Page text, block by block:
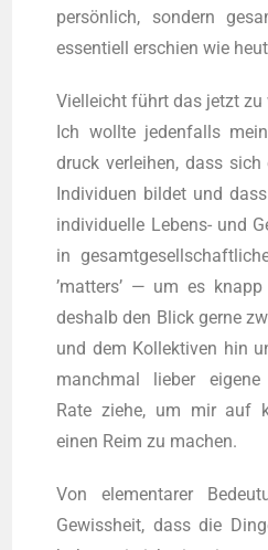
persönlich, son­dern
essen­ti­ell erschien wie
Viel­leicht führt das jetzt zu
Ich woll­te jeden­falls
druck ver­lei­hen, dass
Indi­vi­du­en bil­det und
indi­vi­du­el­le Lebens- und
in
’mat­ters’ — um es
des­halb den Blick ger­ne
und dem Kol­lek­ti­ven hin
manch­mal lie­ber
Rate zie­he, um mir auf
einen Reim zu machen.
Von ele­men­ta­rer
Gewiss­heit, dass die